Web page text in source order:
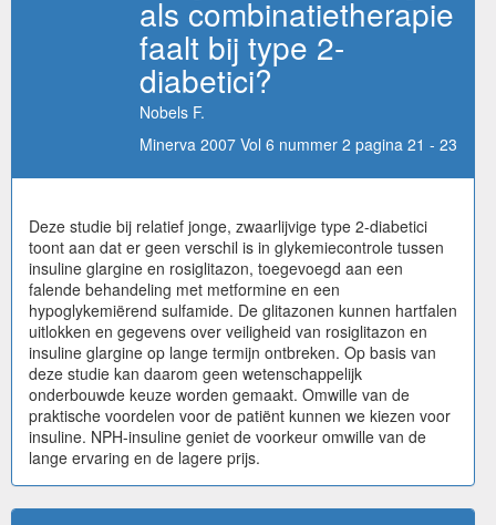
als combinatietherapie
faalt bij type 2-
diabetici?
Nobels F.
Minerva 2007 Vol 6 nummer 2 pagina 21 - 23
Deze studie bij relatief jonge, zwaarlijvige type 2-diabetici
toont aan dat er geen verschil is in glykemiecontrole tussen
insuline glargine en rosiglitazon, toegevoegd aan een
falende behandeling met metformine en een
hypoglykemiërend sulfamide. De glitazonen kunnen hartfalen
uitlokken en gegevens over veiligheid van rosiglitazon en
insuline glargine op lange termijn ontbreken. Op basis van
deze studie kan daarom geen wetenschappelijk
onderbouwde keuze worden gemaakt. Omwille van de
praktische voordelen voor de patiënt kunnen we kiezen voor
insuline. NPH-insuline geniet de voorkeur omwille van de
lange ervaring en de lagere prijs.